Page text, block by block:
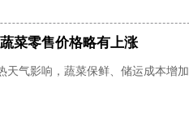
菜零售价格略有上涨
气影响，蔬菜保鲜、储运成本增